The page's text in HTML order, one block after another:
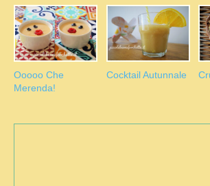
Ooooo Che
Merenda!
Cocktail Autunnale